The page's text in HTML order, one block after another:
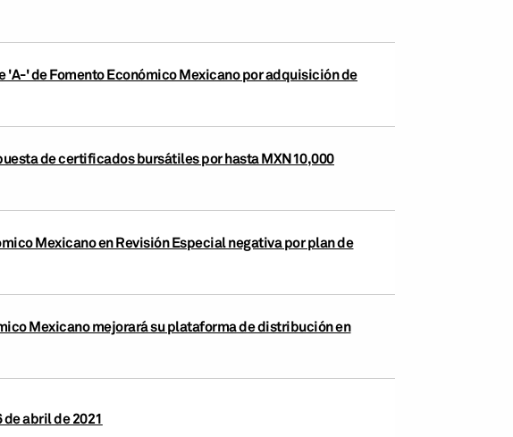
' de Fomento Económico Mexicano por adquisición de
de certificados bursátiles por hasta MXN10,000
Mexicano en Revisión Especial negativa por plan de
Mexicano mejorará su plataforma de distribución en
abril de 2021